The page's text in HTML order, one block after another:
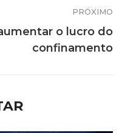
PRÓXIMO
o lucro do
confinamento